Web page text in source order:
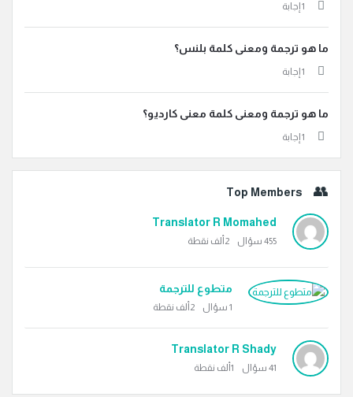
‫1 إجابة
ما هو ترجمة ومعنى كلمة بلنس؟
‫1 إجابة
ما هو ترجمة ومعنى كلمة معنى كارديو؟
‫1 إجابة
Top Members
Translator R Momahed
455 سؤال 2ألف نقطة
متطوع للترجمة
1 سؤال 2ألف نقطة
Translator R Shady
41 سؤال 1ألف نقطة